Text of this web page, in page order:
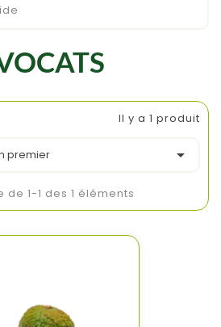
Il y a 1 produit
premier 
de 1-1 des 1 éléments